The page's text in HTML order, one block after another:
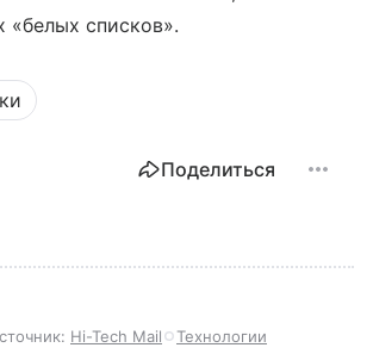
«белых списков».
Поделиться
Hi-Tech Mail Технологии